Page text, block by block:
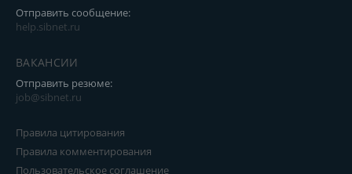
Отправить сообщение:
help.sibnet.ru
ВАКАНСИИ
Отправить резюме:
job@sibnet.ru
Правила цитирования
Правила комментирования
Пользовательское соглашение